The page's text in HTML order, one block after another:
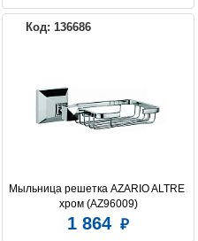
Код: 136686
Мыльница решетка AZARIO ALTRE
хром (AZ96009)
1 864